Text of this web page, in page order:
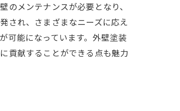
メンテナンスが必要となり、
され、さまざまなニーズに応え
可能になっています。外壁塗装
貢献することができる点も魅力